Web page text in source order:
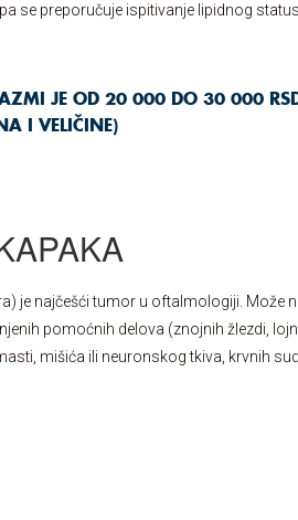
se preporučuje ispitivanje lipidnog
JE OD 20 000 DO 30 000
I VELIČINE)
je najčešći tumor u oftalmologiji. Može
pomoćnih delova (znojnih žlezdi,
mišića ili neuronskog tkiva, krvnih